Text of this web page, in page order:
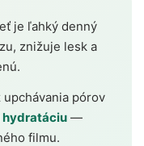
je ľahký denný
znižuje lesk a
pórov
hydratáciu —
filmu.